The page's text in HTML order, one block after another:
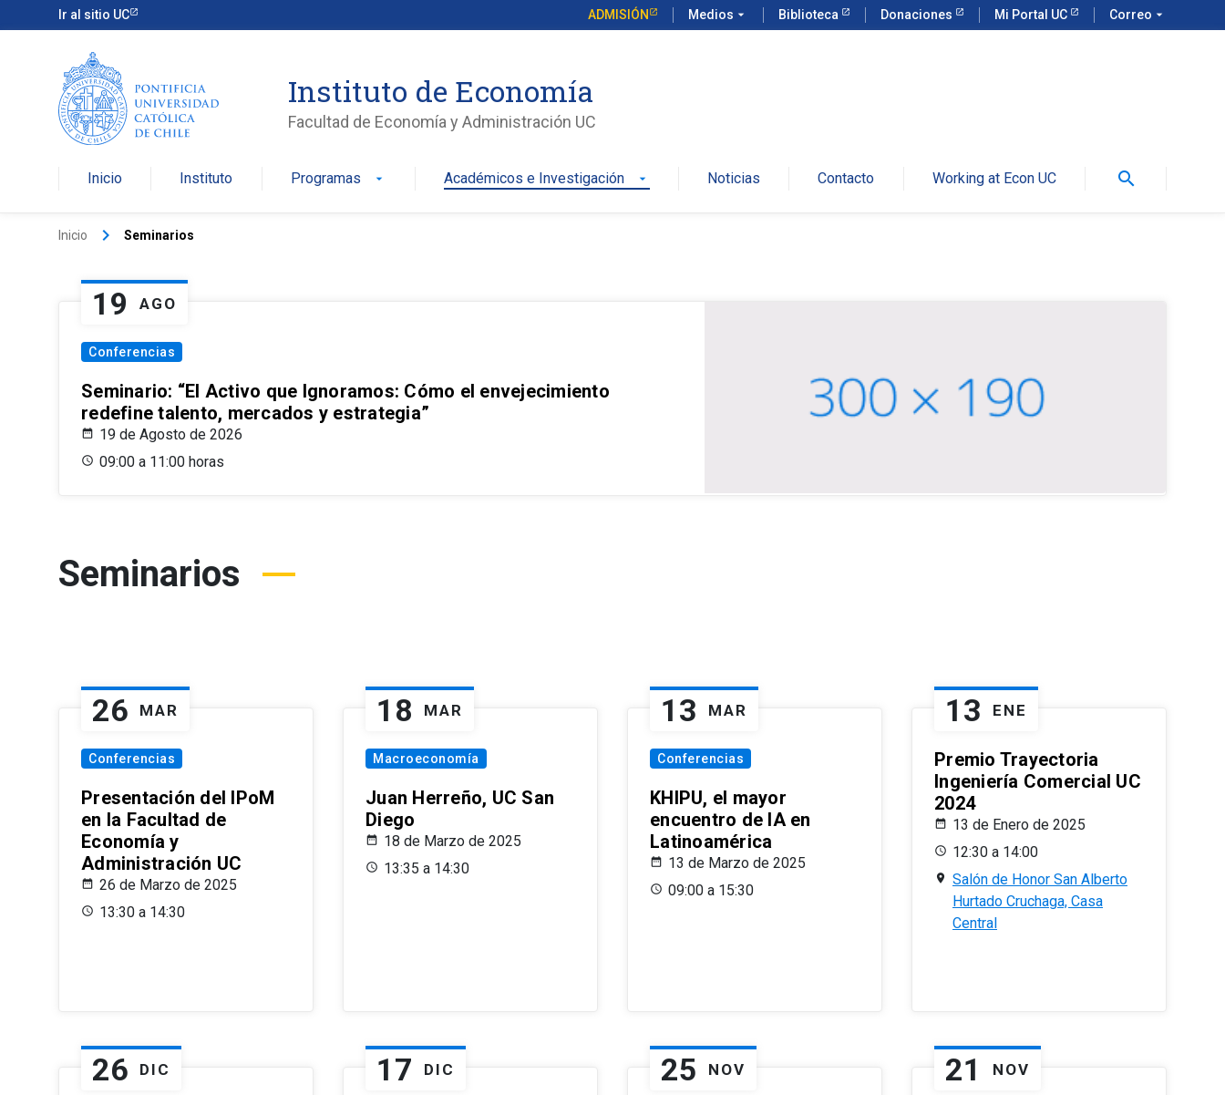
Ir al sitio UC ADMISIÓN Medios arrow_drop_down Biblioteca Donaciones Mi Portal UC Correo arrow_drop_down
Instituto de Economía
Facultad de Economía y Administración UC
Inicio Instituto Programas arrow_drop_down Académicos e Investigación arrow_drop_down Noticias Contacto Working at Econ UC search
Inicio keyboard_arrow_right Seminarios
19 AGO
Conferencias
Seminario: “El Activo que Ignoramos: Cómo el envejecimiento
redefine talento, mercados y estrategia”
19 de Agosto de 2026
09:00 a 11:00 horas
Seminarios
26 MAR
Conferencias
Presentación del IPoM
en la Facultad de
Economía y
Administración UC
26 de Marzo de 2025
13:30 a 14:30
18 MAR
Macroeconomía
Juan Herreño, UC San
Diego
18 de Marzo de 2025
13:35 a 14:30
13 MAR
Conferencias
KHIPU, el mayor
encuentro de IA en
Latinoamérica
13 de Marzo de 2025
09:00 a 15:30
13 ENE
Premio Trayectoria
Ingeniería Comercial UC
2024
13 de Enero de 2025
12:30 a 14:00
Salón de Honor San Alberto
Hurtado Cruchaga, Casa
Central
26 DIC 17 DIC 25 NOV 21 NOV